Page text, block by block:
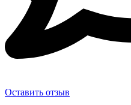
Оставить отзыв